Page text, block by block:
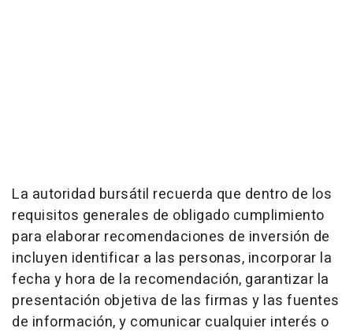
La autoridad bursátil recuerda que dentro de los
requisitos generales de obligado cumplimiento
para elaborar recomendaciones de inversión de
incluyen identificar a las personas, incorporar la
fecha y hora de la recomendación, garantizar la
presentación objetiva de las firmas y las fuentes
de información, y comunicar cualquier interés o